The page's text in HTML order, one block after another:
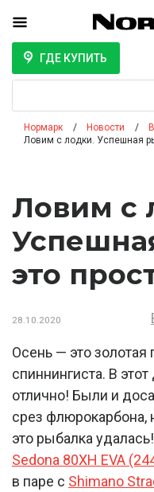
ГДЕ КУПИТЬ
Нормарк Новости
Ловим с лодки. Успешная
Ловим с
это
28.10.2020
Осень — это золотая
спиннингиста. В
отлично! Были и
срез флюрокарбона,
это рыбалка
Sedona 80XH EVA
в паре с Shimano